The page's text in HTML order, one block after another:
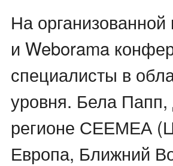
На
и Weborama
специалисты в
уровня. Бела
регионе СЕЕМЕА
Европа, Ближний